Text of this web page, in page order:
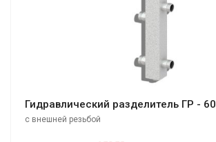
Гидравлический разделитель ГР - 60
с внешней резьбой